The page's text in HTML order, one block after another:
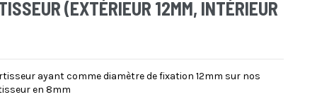
(EXTÉRIEUR 12MM, INTÉRIEUR
ayant comme diamètre de fixation 12mm sur nos
en 8mm